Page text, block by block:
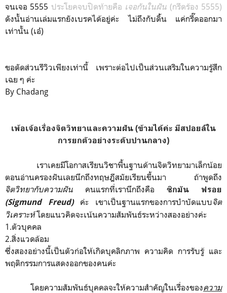
จนเจอ 5555 ประโยคจบปิดท้ายคือ เจอกันในฝัน (กรีดร้อง 5555)
ดังนั้นอ่านเล่มแรกยังเบรคได้อยู่ค่ะ ไม่ถึงกับดิ้่น แค่กรี๊ดออกมา
เท่านั้น (เอ๋)
ขอตัดส่วนรีวิวเพียงเท่านี้ เพราะต่อไปเป็นส่วนเสริมในความรู้สึก
เฉย ๆ ค่ะ
By Chadang
เพ้อเจ้อเรื่องจิตวิทยาและความฝัน (ข้ามได้ค่ะ มีสปอยล์ใน
การยกตัวอย่างระดับปานกลาง)
เราเคยมีโอกาสเรียนวิชาพื้นฐานด้านจิตวิทยามาเล็กน้อย
ตอนอ่านครองฝันเลยนึกถึงทฤษฎีสมัยเรียนขึ้นมา ถ้าพูดถึง
จิตวิทยากับความฝัน คนแรกที่เรานึกถึงคือ ซิกมัน ฟรอย
(Sigmund Freud)ค่ะ เขาเป็นฐานแรกของการบำบัดแบบจิต
วิเคราะห์โดยแนวคิดจะเน้นความสัมพันธ์ระหว่างสองอย่างค่ะ
1.ตัวบุคคล
2.สิ่งแวดล้อม
ซึ่งสองอย่างนี้เป็นตัวก่อให้เกิดบุคลิกภาพ ความคิด การรับรู้ และ
พฤติกรรมการแสดงออกของคนค่ะ
โดยความสัมพันธ์บุคคลจะให้ความสำคัญในเรื่องของความ